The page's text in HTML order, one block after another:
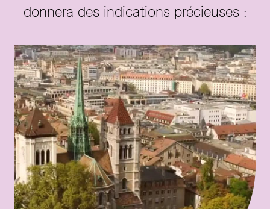
donnera des indications précieuses :